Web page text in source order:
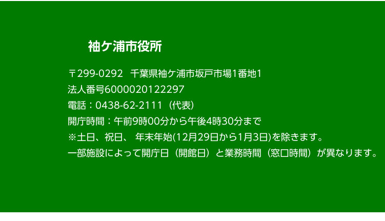
袖ケ浦市役所
〒299-0292
千葉県袖ケ浦市坂戸市場1番地1
法人番号6000020122297
電話：0438-62-2111（代表）
開庁時間：午前9時00分から午後4時30分まで
※土日、祝日、 年末年始(12月29日から1月3日)を除きます。
一部施設によって開庁日（開館日）と業務時間（窓口時間）が異なります。